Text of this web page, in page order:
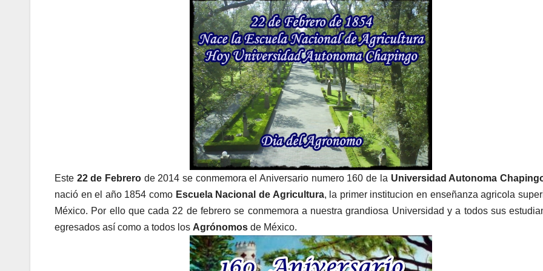
Este 22 de Febrero de 2014 se conmemora el Aniversario numero 160 de la Universidad Autonoma
nació en el año 1854 como Escuela Nacional de Agricultura, la primer institucion en enseñanza agricola
México. Por ello que cada 22 de febrero se conmemora a nuestra grandiosa Universidad y a todos sus
egresados así como a todos los Agrónomos de México.